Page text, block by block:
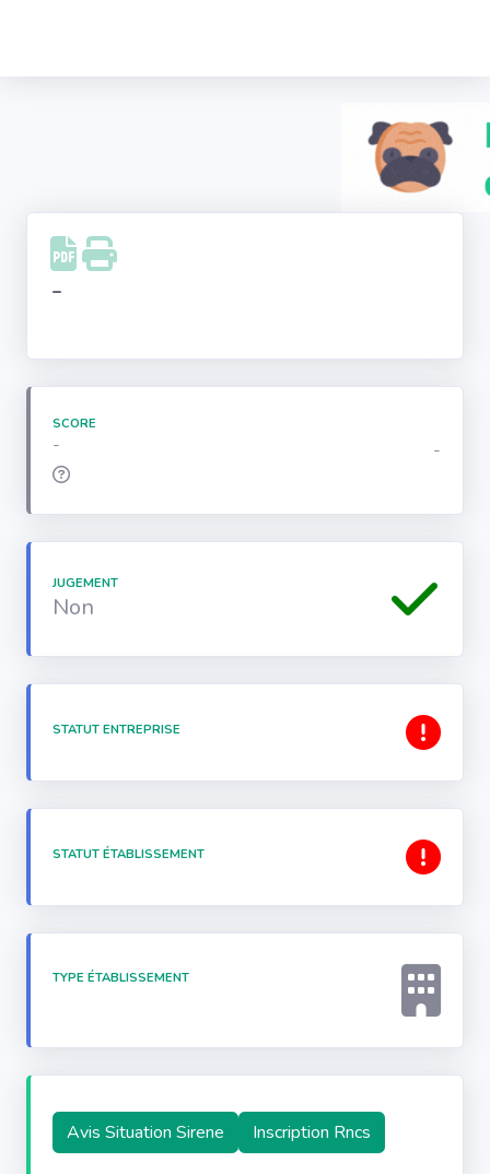
Facebook
Instagram
-
SCORE
- -
JUGEMENT
Non
STATUT ENTREPRISE
STATUT ÉTABLISSEMENT
TYPE ÉTABLISSEMENT
Avis Situation Sirene Inscription Rncs